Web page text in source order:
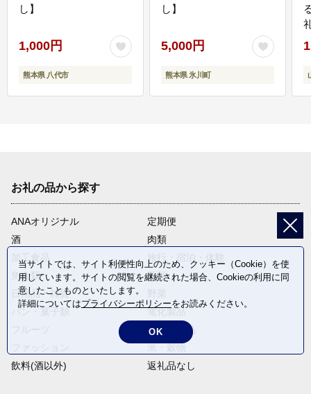
し】
1,000円
熊本県 八代市
し】
5,000円
熊本県 氷川町
お礼の品から探す
ANAオリジナル
定期便
酒
肉類
加工食品
旅行・宿泊・体験
魚介類
麺類
日用品・雑貨
パン・菓子類
電化製品
卵・乳製品
米・穀物
飲料(酒以外)
返礼品なし
当サイトでは、サイト利便性向上のため、クッキー（Cookie）を使
用しています。サイトの閲覧を継続された場合、Cookieの利用に同
意したことものといたします。
詳細についてはプライバシーポリシーをお読みください。
OK